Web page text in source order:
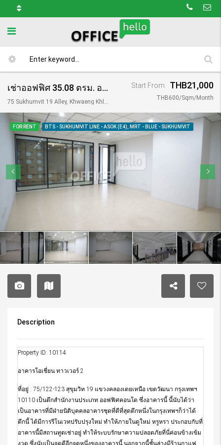
เช่าออฟฟิศ 35.08 ตรม. อาคาร โอเชี่ยน ทาวเวอร์ 2 / Ocean Tower 2
75 Sukhumvit 19 Alley, Khwaeng Khlong Toei Nuea, Khet Watthana, Krung Thep Maha Nakhon 10110, Thailand
Start From THB21,000
THB600/Sqm/Month
FOR RENT BTS - SUKHUMVIT LINE - ASOK (E4), MRT - BLUE - SUKHUMVIT
Description
Property ID: 10114
อาคารโอเชี่ยน ทาวเวอร์ 2
ที่อยู่ : 75/122-123 สุขุมวิท 19 แขวงคลองเตยเหนือ เขตวัฒนา กรุงเทพฯ
10110 เป็นตึกสำนักงานประเภท ออฟฟิศคอนโด ซึ่งอาคารนี้ นี้นับได้ว่า
เป็นอาคารที่มีฝ่ายนิติบุคคลอาคารชุดที่ดีที่สุดตึกหนึ่งในกรุงเทพฯก็ว่าได้
ตึกนี้ ได้มีการรีโนเวทปรับปรุงใหม่ ทำให้ภายในดูใหม่ หรูหรา ประกอบกับที่
อาคารนี้มีสถานทูตเช่าอยู่ ทำให้ระบบรักษาความปลอดภัยที่นี่ค่อนข้างเข้ม
งวด ซึ่งนับเป็นจุดดีอีกจุดหนึ่งของอาคารนี้ นอกจากนี้ชั้นล่างมีร้านกาแฟ